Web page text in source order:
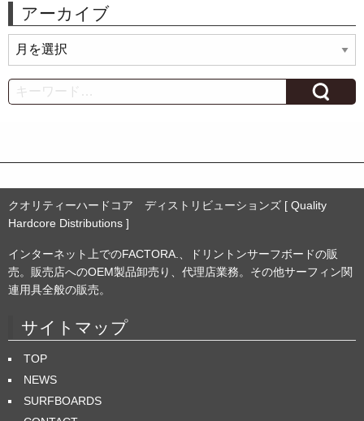
アーカイブ
ー
カ
イ
Search
クオリティーハードコア ディストリビューションズ [ Quality
Hardcore Distributions ]
インターネット上でのFACTORA.、ドリントンサーフボードの販
売。販売店へのOEM製品卸売り、代理店業務。その他サーフィン関
連用具全般の販売。
サイトマップ
TOP
NEWS
SURFBOARDS